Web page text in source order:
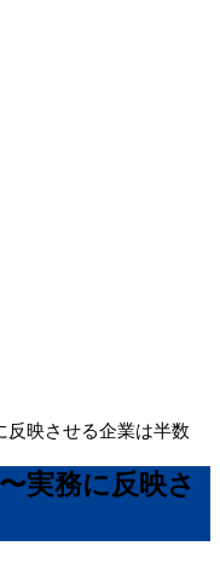
反映させる企業は半数
実務に反映さ